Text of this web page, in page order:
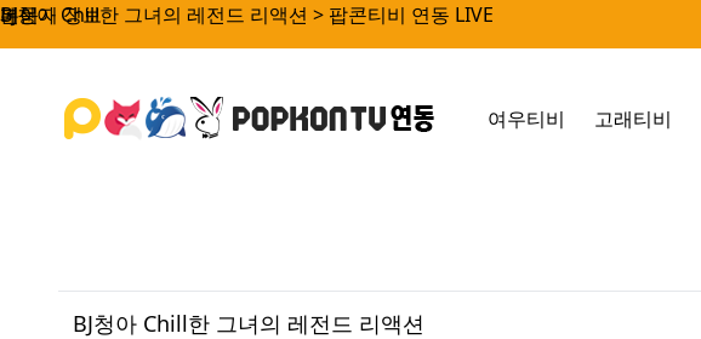
BJ청아 Chill한 그녀의 레전드 리액션 > 팝콘티비 연동 LIVE
여우티비 고래티비
BJ청아 Chill한 그녀의 레전드 리액션
페이지 정보
본문